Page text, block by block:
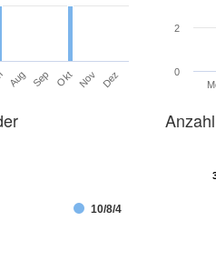
Aug Sep Okt Nov Dez 0
2
10/8/4